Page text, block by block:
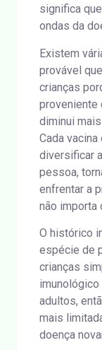
significa
ondas da
Existem
provável
crianças
proveniente
diminui
Cada
diversificar
pessoa,
enfrentar a
não importa
O histórico
espécie de
crianças
adultos,
mais
doença